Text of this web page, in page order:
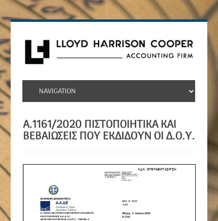
Α.1161/2020 ΠΙΣΤΟΠΟΙΗΤΙΚΆ ΚΑΙ
ΒΕΒΑΙΏΣΕΙΣ ΠΟΥ ΕΚΔΊΔΟΥΝ ΟΙ Δ.Ο.Υ.